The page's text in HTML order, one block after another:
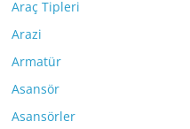
Araç Tipleri
Arazi
Armatür
Asansör
Asansörler